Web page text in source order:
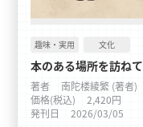
趣味・実用 文化
本のある場所を訪ねて
著者
南陀楼綾繁 (著者)
価格(税込)
2,420円
発刊日
2026/03/05